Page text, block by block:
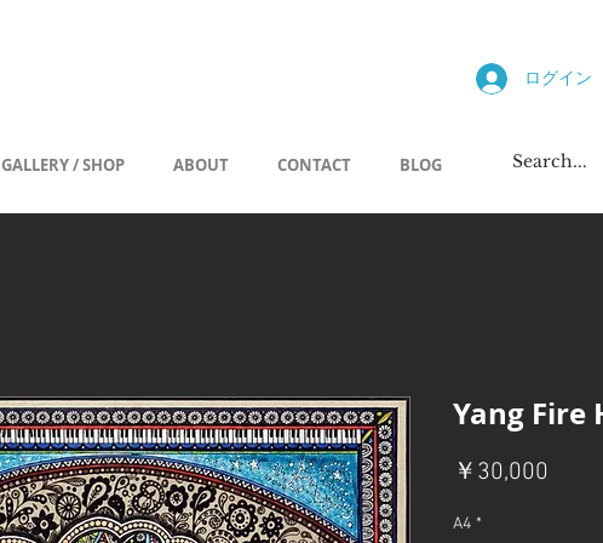
ログイン
GALLERY / SHOP ABOUT CONTACT BLOG
Yang Fire
￥30,000
A4 *